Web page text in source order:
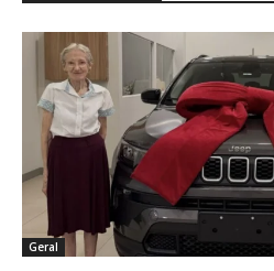
Geral